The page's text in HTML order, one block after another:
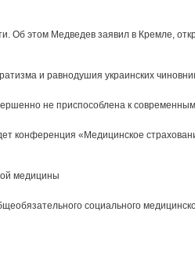
Об этом Медведев заявил в Кремле,
и равнодушия украинских
не приспособлена к
конференция «Медицинское
медицины
социального